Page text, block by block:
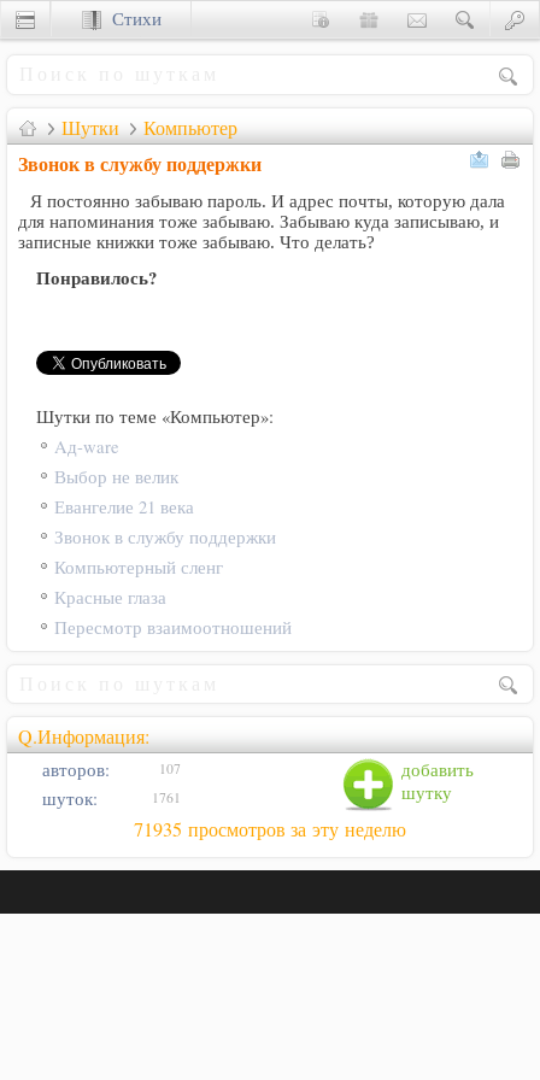
Шутки Компьютер
Звонок в службу поддержки
Я постоянно забываю пароль. И адрес почты, которую дала
для напоминания тоже забываю. Забываю куда записываю, и
записные книжки тоже забываю. Что делать?
Понравилось?
Шутки по теме «Компьютер»:
Aд-ware
Выбор не велик
Евангелие 21 века
Звонок в службу поддержки
Компьютерный сленг
Красные глаза
Пересмотр взаимоотношений
Q.Информация:
добавить
шутку
авторов: 107
шуток: 1761
71935 просмотров за эту неделю
Стихи